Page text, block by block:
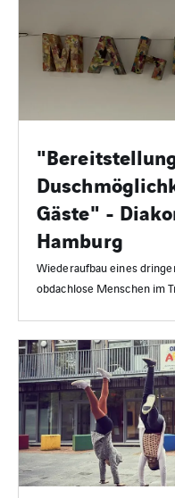
Gäste" -
Hamburg
Wiederaufbau eines
obdachlose Menschen im